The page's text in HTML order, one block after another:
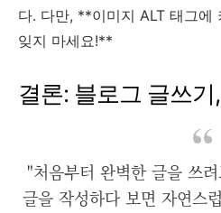
다. 다만, **이미지 ALT 태그에
잊지 마세요!**
결론: 블로그 글쓰
"처음부터 완벽한 글을 쓰
글을 작성하다 보면 자연스